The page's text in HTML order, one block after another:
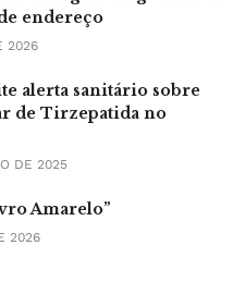
endereço
2026
alerta sanitário sobre
de Tirzepatida no
DE 2025
Amarelo”
2026